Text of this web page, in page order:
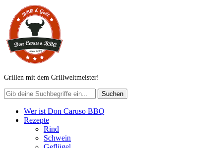
Grillen mit dem Grillweltmeister!
Wer ist Don Caruso BBQ
Rezepte
Rind
Schwein